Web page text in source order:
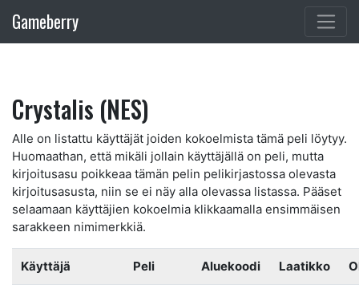
Gameberry
Crystalis (NES)
Alle on listattu käyttäjät joiden kokoelmista tämä peli löytyy.
Huomaathan, että mikäli jollain käyttäjällä on peli, mutta
kirjoitusasu poikkeaa tämän pelin pelikirjastossa olevasta
kirjoitusasusta, niin se ei näy alla olevassa listassa. Pääset
selaamaan käyttäjien kokoelmia klikkaamalla ensimmäisen
sarakkeen nimimerkkiä.
Käyttäjä Peli Aluekoodi Laatikko